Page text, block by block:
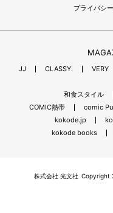
プライバシ
JJ CLASSY. VERY
和食スタイル
COMIC熱帯
comic
kokode.jp
kokode books
株式会社 光文社 Copyright